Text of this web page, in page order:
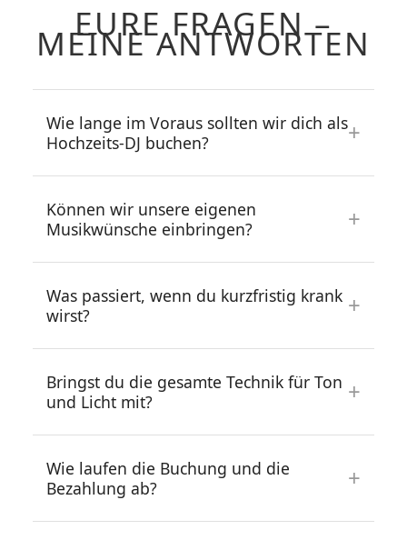
EURE FRAGEN –
MEINE ANTWORTEN
Wie lange im Voraus sollten wir dich als
Hochzeits-DJ buchen?
Können wir unsere eigenen
Musikwünsche einbringen?
Was passiert, wenn du kurzfristig krank
wirst?
Bringst du die gesamte Technik für Ton
und Licht mit?
Wie laufen die Buchung und die
Bezahlung ab?